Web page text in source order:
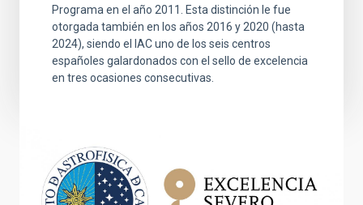
Programa en el año 2011. Esta distinción le fue
otorgada también en los años 2016 y 2020 (hasta
2024), siendo el IAC uno de los seis centros
españoles galardonados con el sello de excelencia
en tres ocasiones consecutivas.